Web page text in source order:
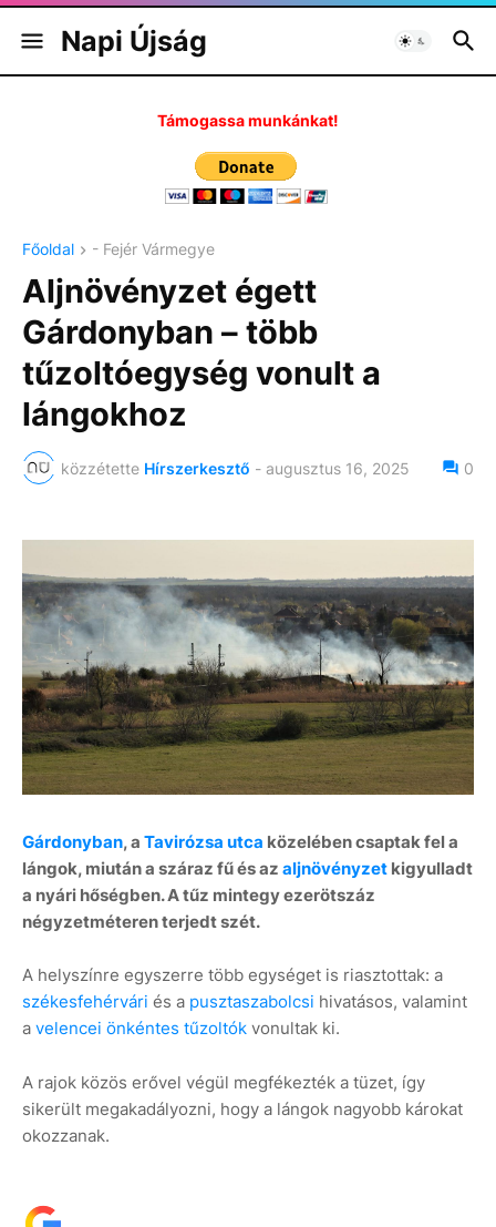
Napi Újság
Támogassa munkánkat!
Főoldal - Fejér Vármegye
Aljnövényzet égett
Gárdonyban – több
tűzoltóegység vonult a
lángokhoz
közzétette Hírszerkesztő - augusztus 16, 2025 0
Gárdonyban, a Tavirózsa utca közelében csaptak fel a
lángok, miután a száraz fű és az aljnövényzet kigyulladt
a nyári hőségben. A tűz mintegy ezerötszáz
négyzetméteren terjedt szét.
A helyszínre egyszerre több egységet is riasztottak: a
székesfehérvári és a pusztaszabolcsi hivatásos, valamint
a velencei önkéntes tűzoltók vonultak ki.
A rajok közös erővel végül megfékezték a tüzet, így
sikerült megakadályozni, hogy a lángok nagyobb károkat
okozzanak.